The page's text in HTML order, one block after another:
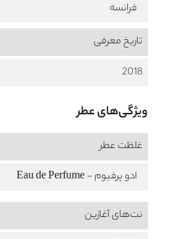
فرانسه
تاریخ معرفی
2018
ویژگی‌های عطر
غلظت عطر
ادو پرفیوم - Eau de Perfume
نت‌های آغازین